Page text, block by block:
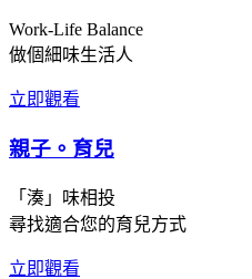
Work-Life Balance
做個細味生活人
立即觀看
親子。育兒
「湊」味相投
尋找適合您的育兒方式
立即觀看